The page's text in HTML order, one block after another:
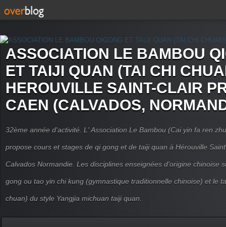
ASSOCIATION LE BAMBOU
ET TAIJI QUAN (TAI CHI
HEROUVILLE SAINT-CLAIR
CAEN (CALVADOS,
32ème année d'activité. L' Association Le Bambou (Cai yin fa ren
propose cours et stages de qi gong et de taiji quan à Hérouville
Calvados Normandie. Les disciplines enseignées d'origine chinoise
gong ou tao yin chi kung (gymnastique traditionnelle chinoise) et le
chuan) du style Yangjia michuan taiji quan.